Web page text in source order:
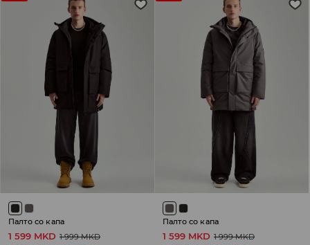
Палто со капа
1 599 MKD 1 999 MKD
Палто со капа
1 599 MKD 1 999 MKD